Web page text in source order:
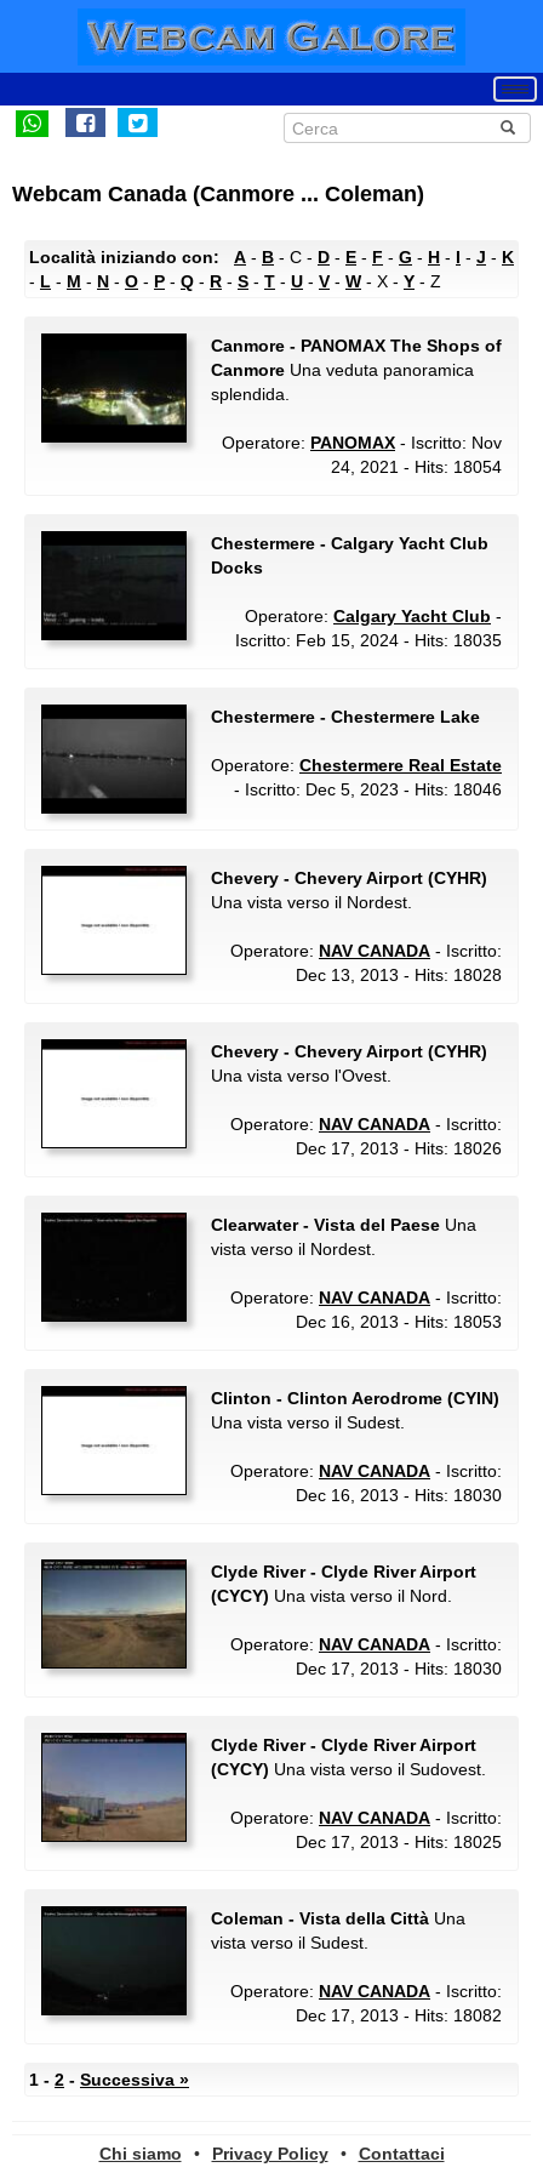
Webcam Canada (Canmore ... Coleman)
Località iniziando con: A - B - C - D - E - F - G - H - I - J - K
- L - M - N - O - P - Q - R - S - T - U - V- W - X - Y - Z
Canmore - PANOMAX The Shops of
Canmore Una veduta panoramica
splendida.
Operatore: PANOMAX - Iscritto: Nov
24, 2021 - Hits: 18054
Chestermere - Calgary Yacht Club
Docks
Operatore: Calgary Yacht Club -
Iscritto: Feb 15, 2024 - Hits: 18035
Chestermere - Chestermere Lake
Operatore: Chestermere Real Estate
- Iscritto: Dec 5, 2023 - Hits: 18046
Chevery - Chevery Airport (CYHR)
Una vista verso il Nordest.
Operatore: NAV CANADA - Iscritto:
Dec 13, 2013 - Hits: 18028
Chevery - Chevery Airport (CYHR)
Una vista verso l'Ovest.
Operatore: NAV CANADA - Iscritto:
Dec 17, 2013 - Hits: 18026
Clearwater - Vista del Paese Una
vista verso il Nordest.
Operatore: NAV CANADA - Iscritto:
Dec 16, 2013 - Hits: 18053
Clinton - Clinton Aerodrome (CYIN)
Una vista verso il Sudest.
Operatore: NAV CANADA - Iscritto:
Dec 16, 2013 - Hits: 18030
Clyde River - Clyde River Airport
(CYCY) Una vista verso il Nord.
Operatore: NAV CANADA - Iscritto:
Dec 17, 2013 - Hits: 18030
Clyde River - Clyde River Airport
(CYCY) Una vista verso il Sudovest.
Operatore: NAV CANADA - Iscritto:
Dec 17, 2013 - Hits: 18025
Coleman - Vista della Città Una
vista verso il Sudest.
Operatore: NAV CANADA - Iscritto:
Dec 17, 2013 - Hits: 18082
1 - 2 - Successiva »
Chi siamo • Privacy Policy • Contattaci